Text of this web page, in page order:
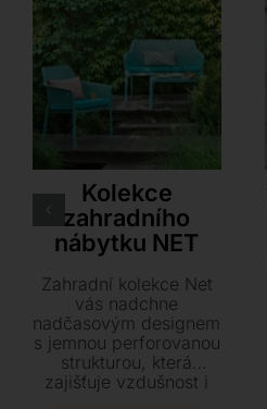
Kolekce
zahradního
nábytku NET
Zahradní kolekce Net
vás nadchne
nadčasovým designem
s jemnou perforovanou
strukturou, která
zajišťuje vzdušnost i